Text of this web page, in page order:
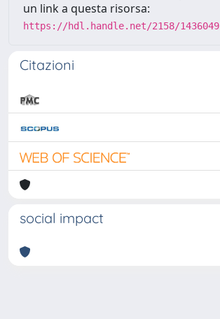
un link a questa risorsa:
https://hdl.handle.net/2158/1436049
Citazioni
social impact